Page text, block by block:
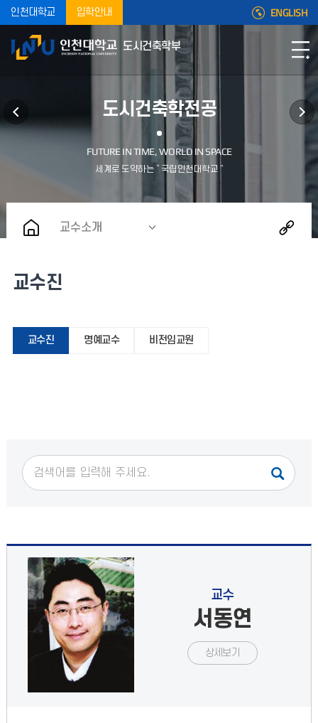
인천대학교 입학안내 ENGLISH
도시건축학부
도시건축학전공
교수소개
교수진
교수진 명예교수 비전임교원
교수
서동연
상세보기